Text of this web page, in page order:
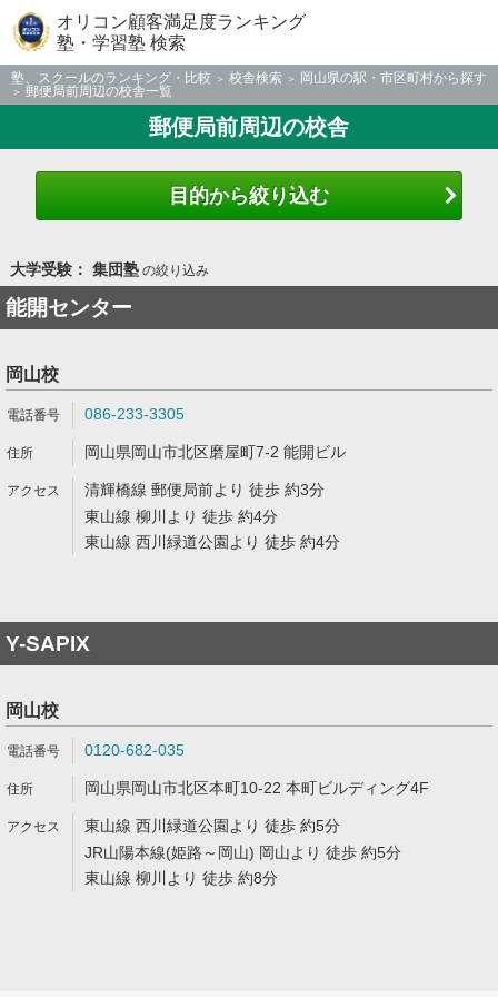
オリコン顧客満足度ランキング
塾・学習塾 検索
塾、スクールのランキング・比較 校舎検索
岡山県の駅・市区町村から探す
郵便局前周辺の校舎一覧
郵便局前周辺の校舎
目的から絞り込む
大学受験： 集団塾の絞り込み
能開センター
岡山校
086-233-3305
岡山県岡山市北区磨屋町7-2 能開ビル
清輝橋線 郵便局前より 徒歩 約3分
東山線 柳川より 徒歩 約4分
東山線 西川緑道公園より 徒歩 約4分
Y-SAPIX
岡山校
0120-682-035
岡山県岡山市北区本町10-22 本町ビルディング4F
東山線 西川緑道公園より 徒歩 約5分
JR山陽本線(姫路～岡山) 岡山より 徒歩 約5分
東山線 柳川より 徒歩 約8分